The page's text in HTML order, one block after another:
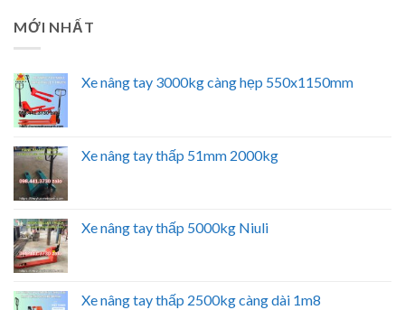
MỚI NHẤT
Xe nâng tay 3000kg càng hẹp 550x1150mm
Xe nâng tay thấp 51mm 2000kg
Xe nâng tay thấp 5000kg Niuli
Xe nâng tay thấp 2500kg càng dài 1m8